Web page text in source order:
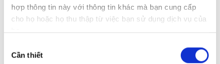
hợp thông tin này với thông tin khác mà bạn cung cấp
cho họ hoặc họ thu thập từ việc bạn sử dụng dịch vụ của
họ.
chọn
Cần thiết
Audi Da Nang
Ward, Da Nang City, Vietnam.